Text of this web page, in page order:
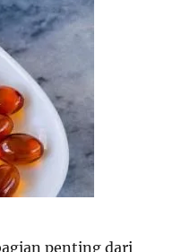
penting dari